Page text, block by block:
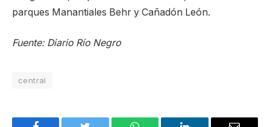
parques Manantiales Behr y Cañadón León.
Fuente: Diario Río Negro
central